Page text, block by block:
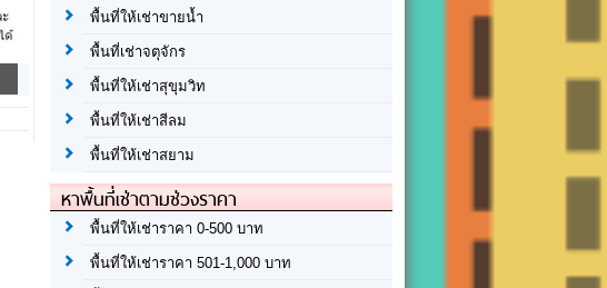
พื้นที่ให้เช่าขายน้ำ
พื้นที่เช่าจตุจักร
พื้นที่ให้เช่าสุขุมวิท
พื้นที่ให้เช่าสีลม
พื้นที่ให้เช่าสยาม
หาพื้นที่เช่าตามช่วงราคา
พื้นที่ให้เช่าราคา 0-500 บาท
พื้นที่ให้เช่าราคา 501-1,000 บาท